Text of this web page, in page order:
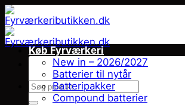
Fortsæt
til
indhold
Søg
efter:
Køb Fyrværkeri
New in – 2026/2027
Batterier til nytår
Batteripakker
Compound batterier